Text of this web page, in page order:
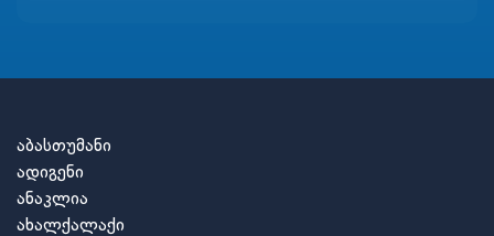
აბასთუმანი
ადიგენი
ანაკლია
ახალქალაქი